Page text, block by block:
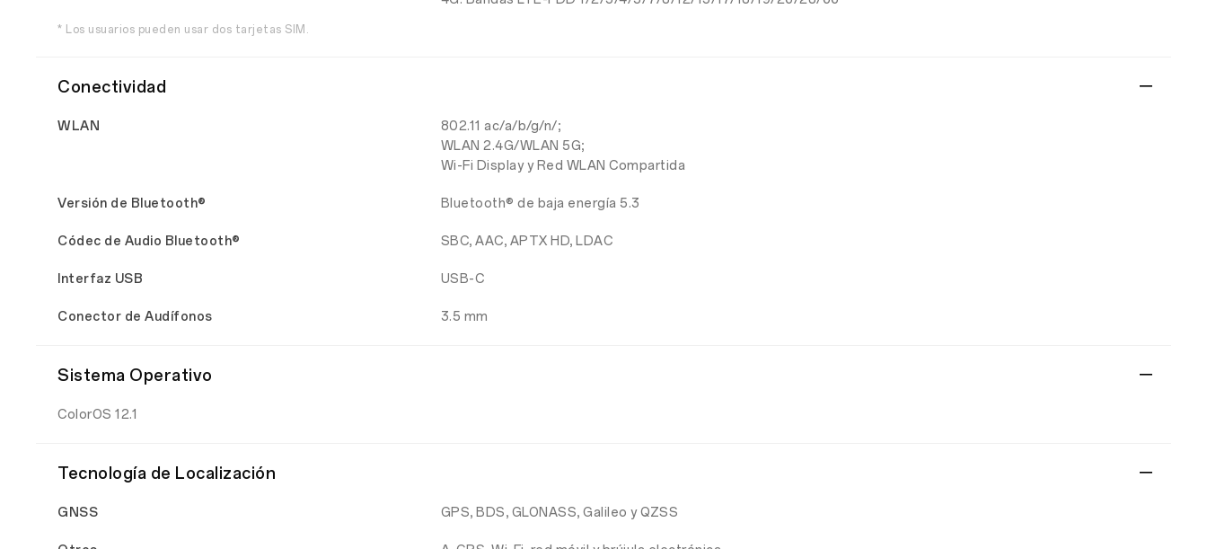
* Los usuarios pueden usar dos tarjetas SIM.
Conectividad
WLAN
802.11 ac/a/b/g/n/;
WLAN 2.4G/WLAN 5G;
Wi-Fi Display y Red WLAN Compartida
Versión de Bluetooth® Bluetooth® de baja energía 5.3
Códec de Audio Bluetooth® SBC, AAC, APTX HD, LDAC
Interfaz USB USB-C
Conector de Audífonos 3.5 mm
Sistema Operativo
ColorOS 12.1
Tecnología de Localización
GNSS GPS, BDS, GLONASS, Galileo y QZSS